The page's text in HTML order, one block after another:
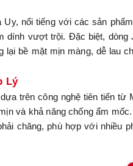
nổi tiếng với các sản
dính vượt trội. Đặc biệt,
lại bề mặt mịn màng, dễ
Lý
trên công nghệ tiên tiến
và khả năng chống ẩm
chăng, phù hợp với nhiều